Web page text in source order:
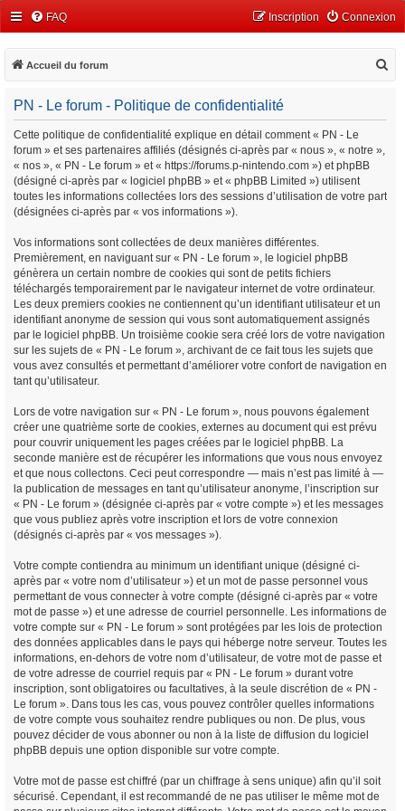
FAQ Connexion
Inscription
Accueil du forum
PN - Le forum - Politique de confidentialité
Cette politique de confidentialité explique en détail comment « PN - Le
forum » et ses partenaires affiliés (désignés ci-après par « nous », « notre »,
« nos », « PN - Le forum » et « https://forums.p-nintendo.com ») et phpBB
(désigné ci-après par « logiciel phpBB » et « phpBB Limited ») utilisent
toutes les informations collectées lors des sessions d’utilisation de votre part
(désignées ci-après par « vos informations »).
Vos informations sont collectées de deux manières différentes.
Premièrement, en naviguant sur « PN - Le forum », le logiciel phpBB
génèrera un certain nombre de cookies qui sont de petits fichiers
téléchargés temporairement par le navigateur internet de votre ordinateur.
Les deux premiers cookies ne contiennent qu’un identifiant utilisateur et un
identifiant anonyme de session qui vous sont automatiquement assignés
par le logiciel phpBB. Un troisième cookie sera créé lors de votre navigation
sur les sujets de « PN - Le forum », archivant de ce fait tous les sujets que
vous avez consultés et permettant d’améliorer votre confort de navigation en
tant qu’utilisateur.
Lors de votre navigation sur « PN - Le forum », nous pouvons également
créer une quatrième sorte de cookies, externes au document qui est prévu
pour couvrir uniquement les pages créées par le logiciel phpBB. La
seconde manière est de récupérer les informations que vous nous envoyez
et que nous collectons. Ceci peut correspondre — mais n’est pas limité à —
la publication de messages en tant qu’utilisateur anonyme, l’inscription sur
« PN - Le forum » (désignée ci-après par « votre compte ») et les messages
que vous publiez après votre inscription et lors de votre connexion
(désignés ci-après par « vos messages »).
Votre compte contiendra au minimum un identifiant unique (désigné ci-
après par « votre nom d’utilisateur ») et un mot de passe personnel vous
permettant de vous connecter à votre compte (désigné ci-après par « votre
mot de passe ») et une adresse de courriel personnelle. Les informations de
votre compte sur « PN - Le forum » sont protégées par les lois de protection
des données applicables dans le pays qui héberge notre serveur. Toutes les
informations, en-dehors de votre nom d’utilisateur, de votre mot de passe et
de votre adresse de courriel requis par « PN - Le forum » durant votre
inscription, sont obligatoires ou facultatives, à la seule discrétion de « PN -
Le forum ». Dans tous les cas, vous pouvez contrôler quelles informations
de votre compte vous souhaitez rendre publiques ou non. De plus, vous
pouvez décider de vous abonner ou non à la liste de diffusion du logiciel
phpBB depuis une option disponible sur votre compte.
Votre mot de passe est chiffré (par un chiffrage à sens unique) afin qu’il soit
sécurisé. Cependant, il est recommandé de ne pas utiliser le même mot de